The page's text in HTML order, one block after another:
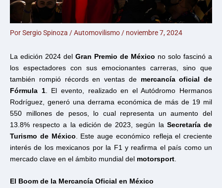
PorSergio Spinoza /Automovilismo / noviembre 7, 2024
La edición 2024 del Gran Premio de México no solo fascinó a
los espectadores con sus emocionantes carreras, sino que
también rompió récords en ventas de
mercancía oficial de
Fórmula 1. El evento, realizado en el Autódromo Hermanos
Rodríguez, generó una derrama económica de más de 19 mil
550 millones de pesos, lo cual representa un aumento del
13.8% respecto a la edición de 2023, según la Secretaría de
Turismo de México. Este auge económico refleja el creciente
interés de los mexicanos por la F1 y reafirma el país como un
mercado clave en el ámbito mundial del motorsport.
El Boom de la Mercancía Oficial en México